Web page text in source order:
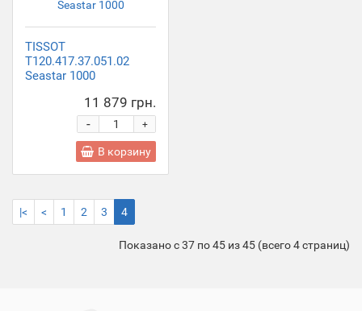
TISSOT
T120.417.37.051.02
Seastar 1000
11 879 грн.
+
-
В корзину
|< < 1 2 3 4
Показано с 37 по 45 из 45 (всего 4 страниц)